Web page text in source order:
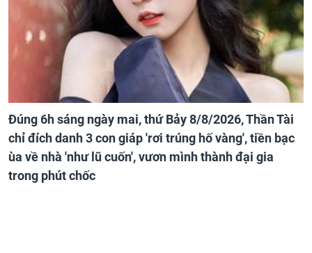
Đúng 6h sáng ngày mai, thứ Bảy 8/8/2026, Thần Tài
chỉ đích danh 3 con giáp 'rơi trúng hố vàng', tiền bạc
ùa về nhà 'như lũ cuốn', vươn mình thành đại gia
trong phút chốc